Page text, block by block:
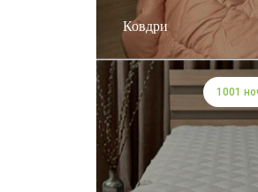
Ковдри
1001